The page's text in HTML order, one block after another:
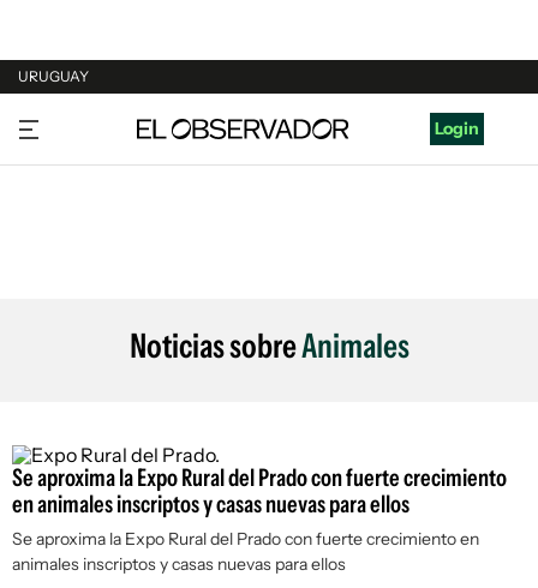
URUGUAY
URUGUAY
ARGENTINA
Login
Noticias sobreAnimales
Se aproxima la Expo Rural del Prado con fuerte crecimiento
en animales inscriptos y casas nuevas para ellos
Se aproxima la Expo Rural del Prado con fuerte crecimiento en
animales inscriptos y casas nuevas para ellos